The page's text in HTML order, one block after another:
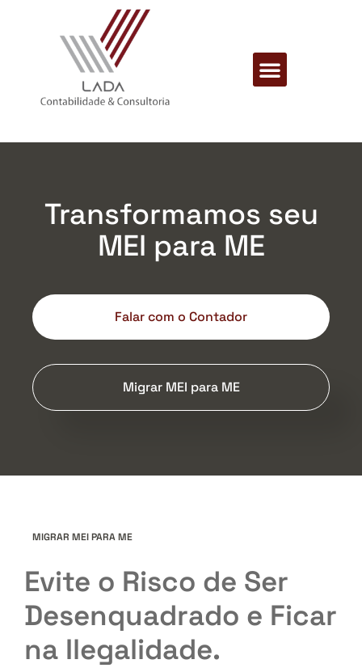
Transformamos seu
MEI para ME
Falar com o Contador
Migrar MEI para ME
MIGRAR MEI PARA ME
Evite o Risco de Ser
Desenquadrado e Ficar
na Ilegalidade.